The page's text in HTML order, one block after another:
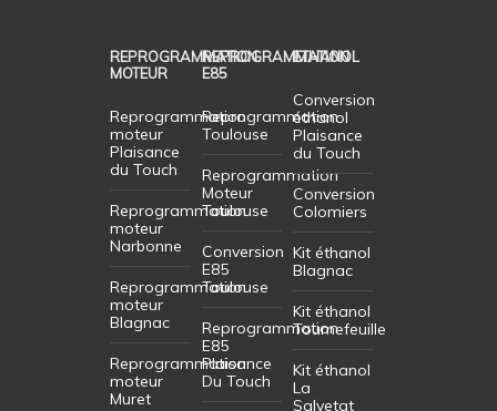
REPROGRAMMATION
MOTEUR
Reprogrammation
moteur
Plaisance
du Touch
Reprogrammation
moteur
Narbonne
Reprogrammation
moteur
Blagnac
Reprogrammation
moteur
Muret
REPROGRAMMATION
E85
Reprogrammation
Toulouse
Reprogrammation
Moteur
Toulouse
Conversion
E85
Toulouse
Reprogrammation
E85
Plaisance
Du Touch
ETHANOL
Conversion
éthanol
Plaisance
du Touch
Conversion
Colomiers
Kit éthanol
Blagnac
Kit éthanol
Tournefeuille
Kit éthanol
La
Salvetat